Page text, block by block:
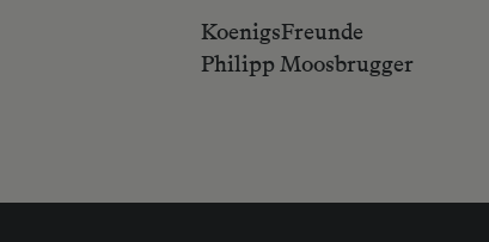
KoenigsFreunde
Philipp Moosbrugger